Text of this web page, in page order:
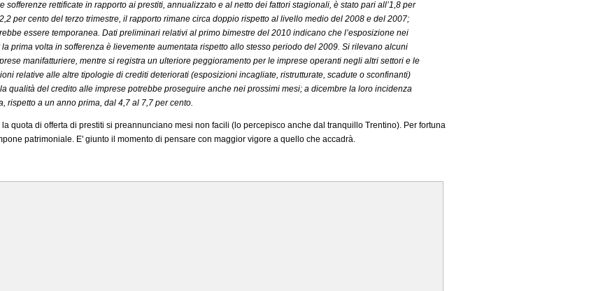
sofferenze rettificate in rapporto ai prestiti, annualizzato e al netto dei fattori stagionali, è stato pari all’1,8 per
per cento del terzo trimestre, il rapporto rimane circa doppio rispetto al livello medio del 2008 e del 2007;
essere temporanea. Dati preliminari relativi al primo bimestre del 2010 indicano che l’esposizione nei
prima volta in sofferenza è lievemente aumentata rispetto allo stesso periodo del 2009. Si rilevano alcuni
manifatturiere, mentre si registra un ulteriore peggioramento per le imprese operanti negli altri settori e le
relative alle altre tipologie di crediti deteriorati (esposizioni incagliate, ristrutturate, scadute o sconfinanti)
qualità del credito alle imprese potrebbe proseguire anche nei prossimi mesi; a dicembre la loro incidenza
rispetto a un anno prima, dal 4,7 al 7,7 per cento.
quota di offerta di prestiti si preannunciano mesi non facili (lo percepisco anche dal tranquillo Trentino). Per fortuna
patrimoniale. E' giunto il momento di pensare con maggior vigore a quello che accadrà.